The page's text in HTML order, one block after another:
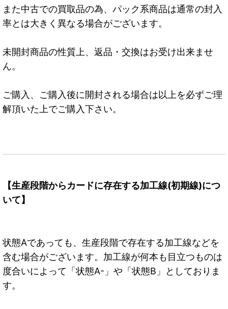
また中古での買取品の為、パック系商品は通常の封入
率とは大きく異なる場合がございます。
未開封商品の性質上、返品・交換はお受け出来ませ
ん。
ご購入、ご購入後に開封される場合は以上を必ずご理
解頂いた上でご購入下さい。
【生産段階からカードに存在する加工線(初期線)につ
いて】
状態Aであっても、生産段階で存在する加工線などを
含む場合がございます。加工線が何本も目立つものは
度合いによって「状態A-」や「状態B」としておりま
す。